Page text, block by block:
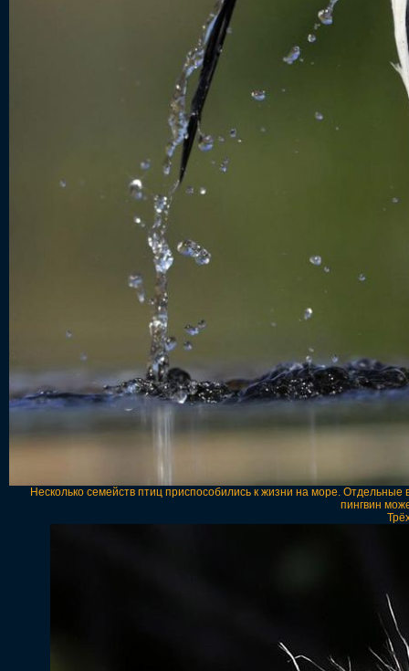
Несколько семейств птиц приспособились к жизни на море.
пингвин